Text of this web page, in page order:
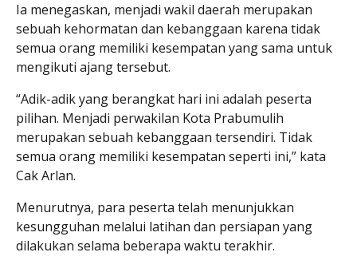
Ia menegaskan, menjadi wakil daerah merupakan
sebuah kehormatan dan kebanggaan karena tidak
semua orang memiliki kesempatan yang sama untuk
mengikuti ajang tersebut.
“Adik-adik yang berangkat hari ini adalah peserta
pilihan. Menjadi perwakilan Kota Prabumulih
merupakan sebuah kebanggaan tersendiri. Tidak
semua orang memiliki kesempatan seperti ini,” kata
Cak Arlan.
Menurutnya, para peserta telah menunjukkan
kesungguhan melalui latihan dan persiapan yang
dilakukan selama beberapa waktu terakhir.